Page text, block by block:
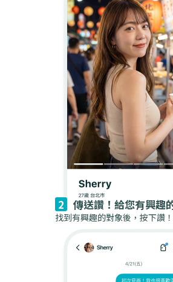
傳送讚！給您有興趣
找到有興趣的對象後，按下讚